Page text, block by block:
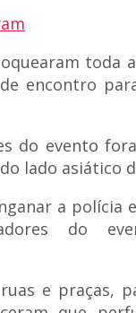
toda
encontro
do evento
lado asiático
a polícia
do
e praças,